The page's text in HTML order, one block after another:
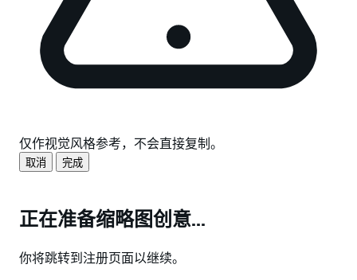
仅作视觉风格参考，不会直接复制。
取消 完成
正在准备缩略图创意...
你将跳转到注册页面以继续。